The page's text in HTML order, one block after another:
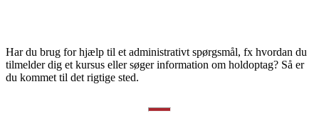
Har du brug for hjælp til et administrativt spørgsmål, fx hvordan du
tilmelder dig et kursus eller søger information om holdoptag? Så er
du kommet til det rigtige sted.